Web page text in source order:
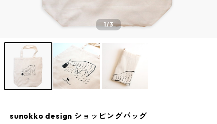
1/3
sunokko design ショッピングバッグ